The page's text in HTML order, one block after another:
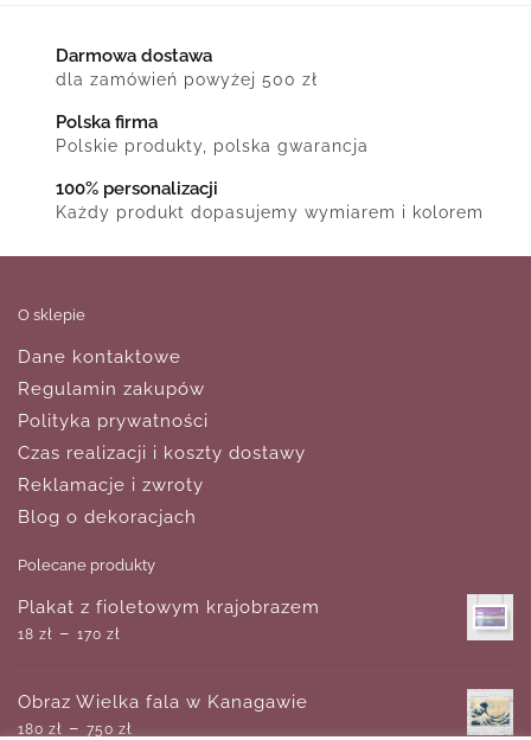
Darmowa dostawa
dla zamówień powyżej 500 zł
Polska firma
Polskie produkty, polska gwarancja
100% personalizacji
Każdy produkt dopasujemy wymiarem i kolorem
O sklepie
Dane kontaktowe
Regulamin zakupów
Polityka prywatności
Czas realizacji i koszty dostawy
Reklamacje i zwroty
Blog o dekoracjach
Polecane produkty
Plakat z fioletowym krajobrazem
18 zł – 170 zł
Obraz Wielka fala w Kanagawie
180 zł – 750 zł